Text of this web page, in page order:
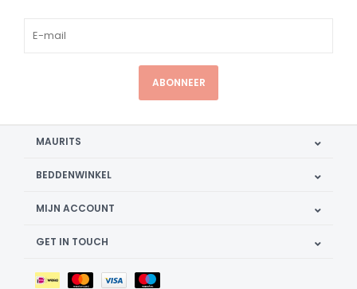
ABONNEER
MAURITS
BEDDENWINKEL
MIJN ACCOUNT
GET IN TOUCH